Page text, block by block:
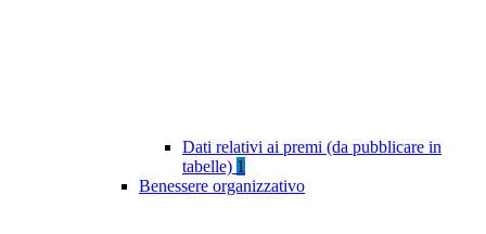
Dati relativi ai premi (da pubblicare in
tabelle) 1
Benessere organizzativo